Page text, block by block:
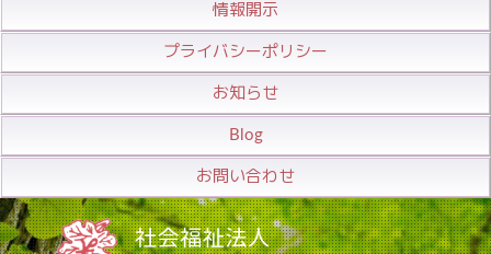
情報開示
プライバシーポリシー
お知らせ
Blog
お問い合わせ